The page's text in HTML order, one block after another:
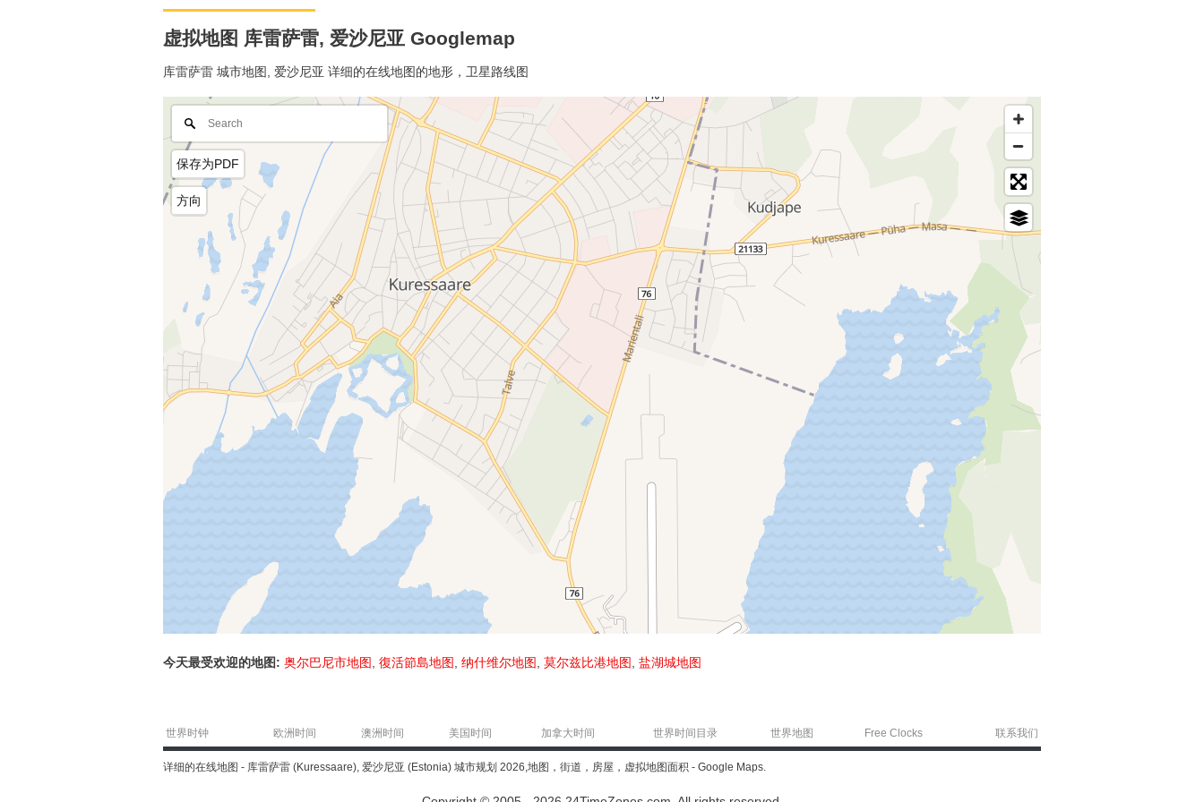
虚拟地图 库雷萨雷, 爱沙尼亚 Googlemap
库雷萨雷 城市地图, 爱沙尼亚 详细的在线地图的地形，卫星路线图
保存为PDF
方向
今天最受欢迎的地图: 奥尔巴尼市地图 復活節島地图 纳什维尔地图 莫尔兹比港地图 盐湖城地图
世界时钟 欧洲时间 澳洲时间 美国时间 加拿大时间 世界时间目录 世界地图 Free Clocks 联系我们
详细的在线地图 - 库雷萨雷 (Kuressaare), 爱沙尼亚 (Estonia) 城市规划 2026,地图，街道，房屋，虚拟地图面积 - Google Maps.